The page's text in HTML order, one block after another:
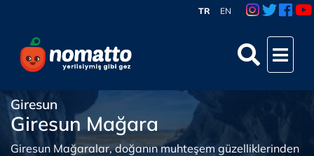
TR EN
Giresun
Giresun Mağara
Giresun Mağaralar, doğanın muhteşem güzelliklerinden